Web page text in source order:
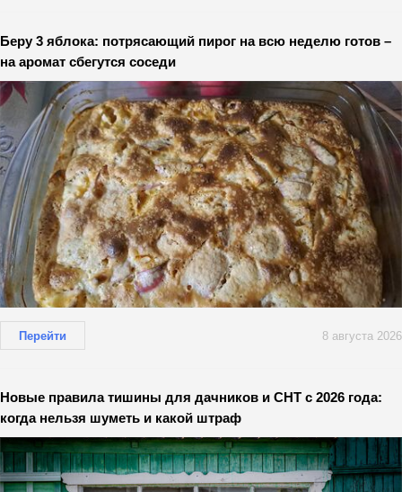
Беру 3 яблока: потрясающий пирог на всю неделю готов –
на аромат сбегутся соседи
Перейти 8 августа 2026
Новые правила тишины для дачников и СНТ с 2026 года:
когда нельзя шуметь и какой штраф